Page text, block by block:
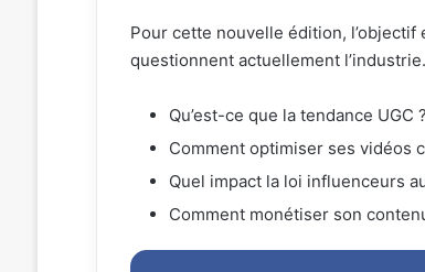
Pour cette nouvelle édition,
questionnent actuellement l’industrie.
Qu’est-ce que la tendance UGC ?
Comment optimiser ses vidéos
Quel impact la loi influenceurs
Comment monétiser son